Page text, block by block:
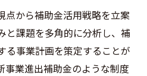
点から補助金活用戦略を立案
と課題を多角的に分析し、補
る事業計画を策定することが
事業進出補助金のような制度